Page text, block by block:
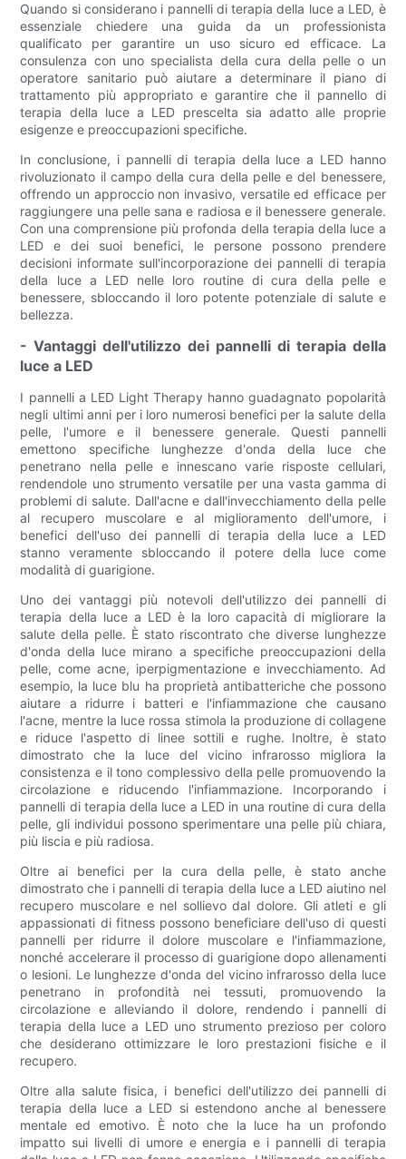
Quando si considerano i pannelli di terapia della luce a LED, è
essenziale chiedere una guida da un professionista
qualificato per garantire un uso sicuro ed efficace. La
consulenza con uno specialista della cura della pelle o un
operatore sanitario può aiutare a determinare il piano di
trattamento più appropriato e garantire che il pannello di
terapia della luce a LED prescelta sia adatto alle proprie
esigenze e preoccupazioni specifiche.
In conclusione, i pannelli di terapia della luce a LED hanno
rivoluzionato il campo della cura della pelle e del benessere,
offrendo un approccio non invasivo, versatile ed efficace per
raggiungere una pelle sana e radiosa e il benessere generale.
Con una comprensione più profonda della terapia della luce a
LED e dei suoi benefici, le persone possono prendere
decisioni informate sull'incorporazione dei pannelli di terapia
della luce a LED nelle loro routine di cura della pelle e
benessere, sbloccando il loro potente potenziale di salute e
bellezza.
- Vantaggi dell'utilizzo dei pannelli di terapia della
luce a LED
I pannelli a LED Light Therapy hanno guadagnato popolarità
negli ultimi anni per i loro numerosi benefici per la salute della
pelle, l'umore e il benessere generale. Questi pannelli
emettono specifiche lunghezze d'onda della luce che
penetrano nella pelle e innescano varie risposte cellulari,
rendendole uno strumento versatile per una vasta gamma di
problemi di salute. Dall'acne e dall'invecchiamento della pelle
al recupero muscolare e al miglioramento dell'umore, i
benefici dell'uso dei pannelli di terapia della luce a LED
stanno veramente sbloccando il potere della luce come
modalità di guarigione.
Uno dei vantaggi più notevoli dell'utilizzo dei pannelli di
terapia della luce a LED è la loro capacità di migliorare la
salute della pelle. È stato riscontrato che diverse lunghezze
d'onda della luce mirano a specifiche preoccupazioni della
pelle, come acne, iperpigmentazione e invecchiamento. Ad
esempio, la luce blu ha proprietà antibatteriche che possono
aiutare a ridurre i batteri e l'infiammazione che causano
l'acne, mentre la luce rossa stimola la produzione di collagene
e riduce l'aspetto di linee sottili e rughe. Inoltre, è stato
dimostrato che la luce del vicino infrarosso migliora la
consistenza e il tono complessivo della pelle promuovendo la
circolazione e riducendo l'infiammazione. Incorporando i
pannelli di terapia della luce a LED in una routine di cura della
pelle, gli individui possono sperimentare una pelle più chiara,
più liscia e più radiosa.
Oltre ai benefici per la cura della pelle, è stato anche
dimostrato che i pannelli di terapia della luce a LED aiutino nel
recupero muscolare e nel sollievo dal dolore. Gli atleti e gli
appassionati di fitness possono beneficiare dell'uso di questi
pannelli per ridurre il dolore muscolare e l'infiammazione,
nonché accelerare il processo di guarigione dopo allenamenti
o lesioni. Le lunghezze d'onda del vicino infrarosso della luce
penetrano in profondità nei tessuti, promuovendo la
circolazione e alleviando il dolore, rendendo i pannelli di
terapia della luce a LED uno strumento prezioso per coloro
che desiderano ottimizzare le loro prestazioni fisiche e il
recupero.
Oltre alla salute fisica, i benefici dell'utilizzo dei pannelli di
terapia della luce a LED si estendono anche al benessere
mentale ed emotivo. È noto che la luce ha un profondo
impatto sui livelli di umore e energia e i pannelli di terapia